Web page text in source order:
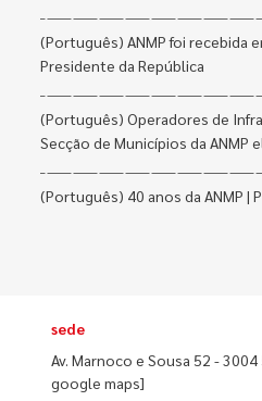
(Português) ANMP foi recebida
Presidente da República
(Português) Operadores de
Secção de Municípios da ANMP
(Português) 40 anos da ANMP |
sede
Av. Marnoco e Sousa 52 -
google maps]